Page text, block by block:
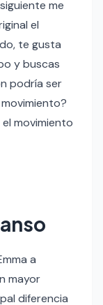
me
el
te gusta
y buscas
podría ser
movimiento
a
mayor
diferencia